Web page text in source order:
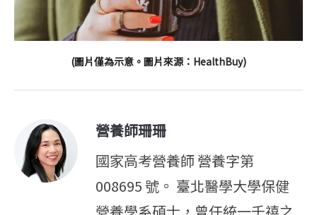
(圖片僅為示意。圖片來源：HealthBuy)
營養師珊珊
國家高考營養師 營養字第
008695 號。 臺北醫學大學保健